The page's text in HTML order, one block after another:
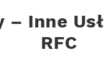
– Inne
RFC